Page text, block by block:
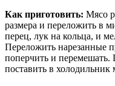
Как приготовить: Мясо
размера и переложить в
перец, лук на кольца, и
Переложить нарезанные
поперчить и перемешать.
поставить в